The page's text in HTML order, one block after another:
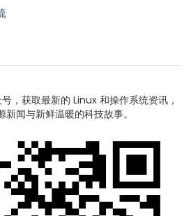
，获取最新的 Linux 和操作系统资讯，
闻与新鲜温暖的科技故事。